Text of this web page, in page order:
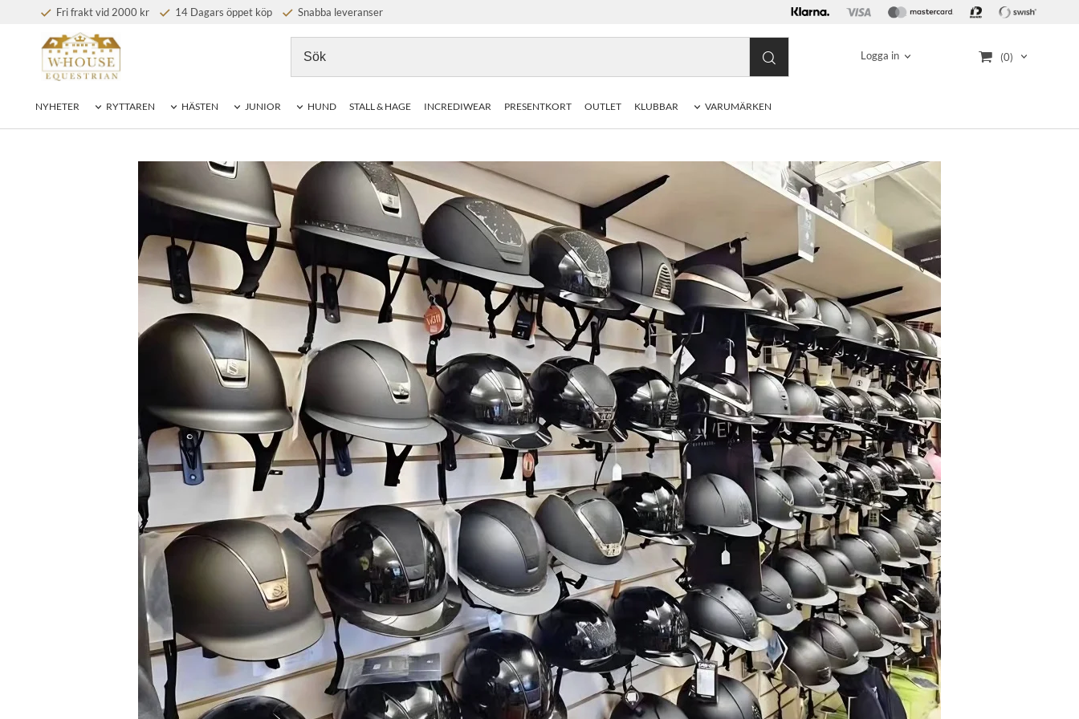
Fri frakt vid 2000 kr 14 Dagars öppet köp Snabba leveranser
Logga in (0)
NYHETER RYTTAREN HÄSTEN JUNIOR HUND STALL & HAGE INCREDIWEAR PRESENTKORT OUTLET KLUBBAR VARUMÄRKEN